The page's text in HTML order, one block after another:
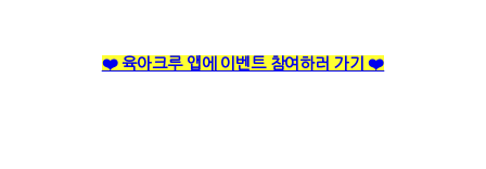
❤️ 육아크루 앱에 이벤트 참여하러 가기 ❤️